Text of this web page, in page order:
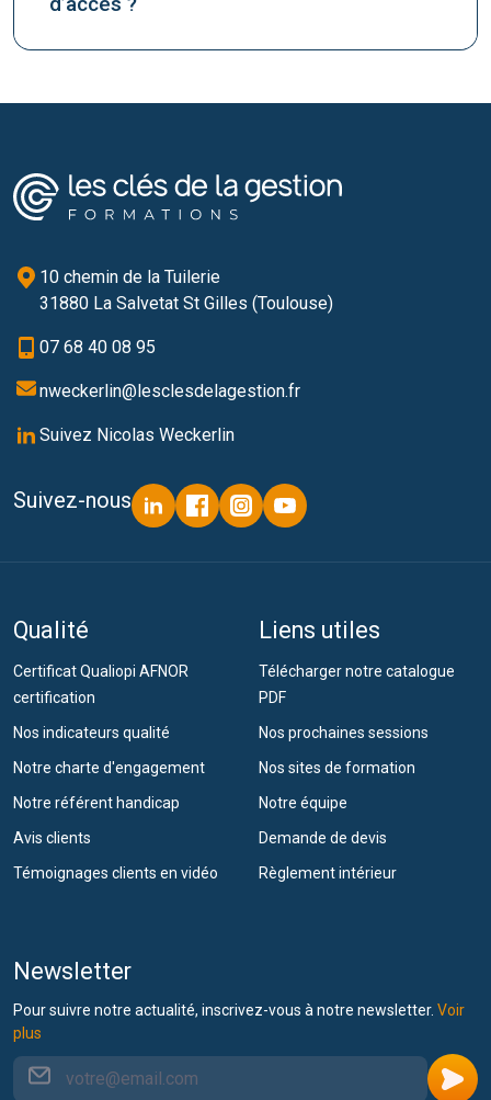
10 chemin de la Tuilerie
31880 La Salvetat St Gilles (Toulouse)
07 68 40 08 95
nweckerlin@lesclesdelagestion.fr
Suivez Nicolas Weckerlin
Suivez-nous
Qualité
Certificat Qualiopi AFNOR
certification
Nos indicateurs qualité
Notre charte d'engagement
Notre référent handicap
Avis clients
Témoignages clients en vidéo
Liens utiles
Télécharger notre catalogue
PDF
Nos prochaines sessions
Nos sites de formation
Notre équipe
Demande de devis
Règlement intérieur
Newsletter
Pour suivre notre actualité, inscrivez-vous à notre newsletter. Voir
plus